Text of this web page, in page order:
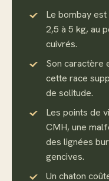
Le bombay
2,5 à 5 kg, au
cuivrés.
Son caractère
cette race
de solitude.
Les points de
CMH, une
des lignées
gencives.
Un chaton